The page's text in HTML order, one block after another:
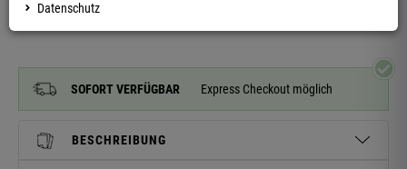
SOFORT VERFÜGBAR Express Checkout möglich
BESCHREIBUNG
Datenschutz